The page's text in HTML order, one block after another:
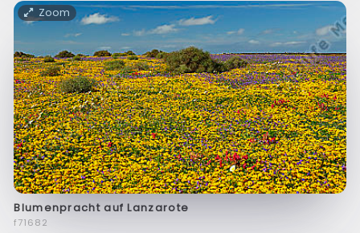
Zoom
Blumenpracht auf Lanzarote
f71682